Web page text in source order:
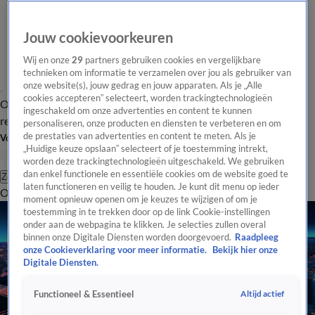
Overzicht Laatste nieuws Regionieuws Het beste van Hart
Tip de
redactie
Volg Hart van Nederland
Zoeken
OverzichtRegioUitzendingenWeerTip de redactiePanelVideo's
Jouw cookievoorkeuren
Wij en onze29 partners gebruiken cookies en vergelijkbare
technieken om informatie te verzamelen over jou als gebruiker van
onze website(s), jouw gedrag en jouw apparaten. Als je „Alle
cookies accepteren” selecteert, worden trackingtechnologieën
ingeschakeld om onze advertenties en content te kunnen
personaliseren, onze producten en diensten te verbeteren en om
de prestaties van advertenties en content te meten. Als je
„Huidige keuze opslaan” selecteert of je toestemming intrekt,
worden deze trackingtechnologieën uitgeschakeld. We gebruiken
dan enkel functionele en essentiële cookies om de website goed te
laten functioneren en veilig te houden. Je kunt dit menu op ieder
moment opnieuw openen om je keuzes te wijzigen of om je
toestemming in te trekken door op de link Cookie-instellingen
onder aan de webpagina te klikken. Je selecties zullen overal
binnen onze Digitale Diensten worden doorgevoerd. Raadpleeg
onze Cookieverklaring voor meer informatie.
Bekijk hier onze
Digitale Diensten.
Functioneel & Essentieel Altijd actief